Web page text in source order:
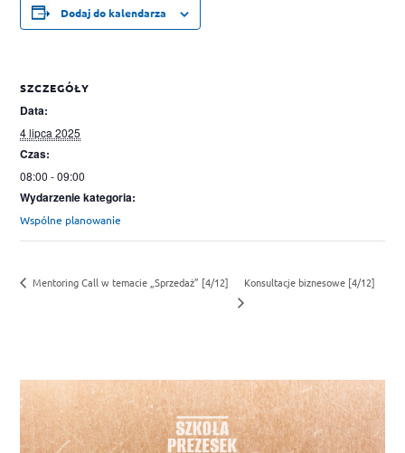
Dodaj do kalendarza
SZCZEGÓŁY
Data:
4 lipca 2025
Czas:
08:00 - 09:00
Wydarzenie kategoria:
Wspólne planowanie
Mentoring Call w temacie „Sprzedaż” [4/12] Konsultacje biznesowe [4/12]